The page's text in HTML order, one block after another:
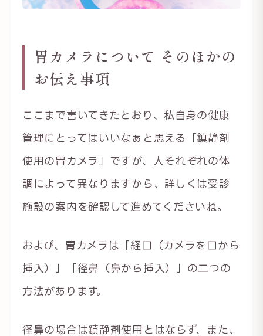
胃カメラについて そのほかの
お伝え事項
ここまで書いてきたとおり、私自身の健康
管理にとってはいいなぁと思える「鎮静剤
使用の胃カメラ」ですが、人それぞれの体
調によって異なりますから、詳しくは受診
施設の案内を確認して進めてくださいね。
および、胃カメラは「経口（カメラを口から
挿入）」「径鼻（鼻から挿入）」の二つの
方法があります。
径鼻の場合は鎮静剤使用とはならず、また、